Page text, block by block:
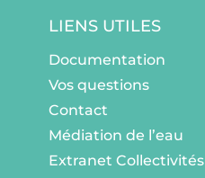
LIENS UTILES
Documentation
Vos questions
Contact
Médiation de l’eau
Extranet Collectivités